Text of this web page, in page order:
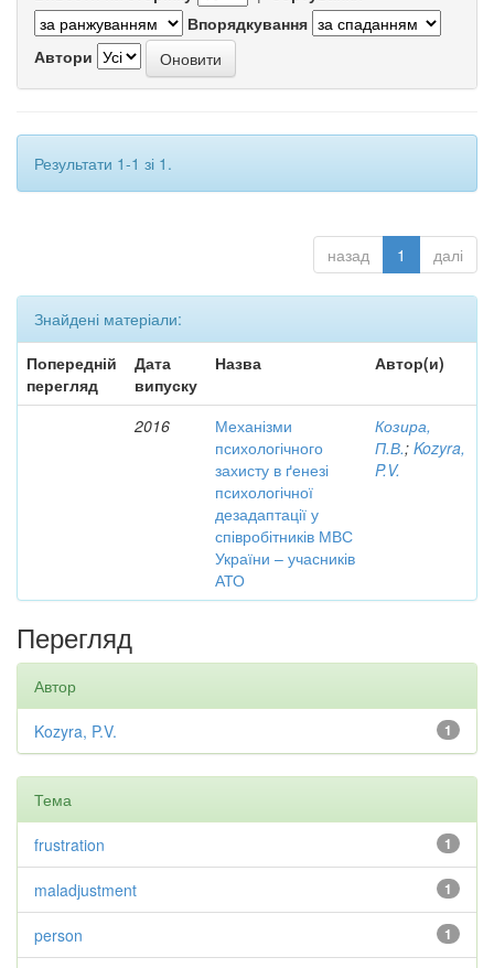
Впорядкування
Автори
Результати 1-1 зі 1.
назад 1 далі
Знайдені матеріали:
Попередній
перегляд
Дата
випуску
Назва Автор(и)
2016
Механізми
психологічного
захисту в ґенезі
психологічної
дезадаптації у
співробітників МВС
України – учасників
АТО
Козира,
П.В.; Kozyra,
P.V.
Перегляд
Автор
1
Kozyra, P.V.
Тема
1
frustration
1
maladjustment
1
person